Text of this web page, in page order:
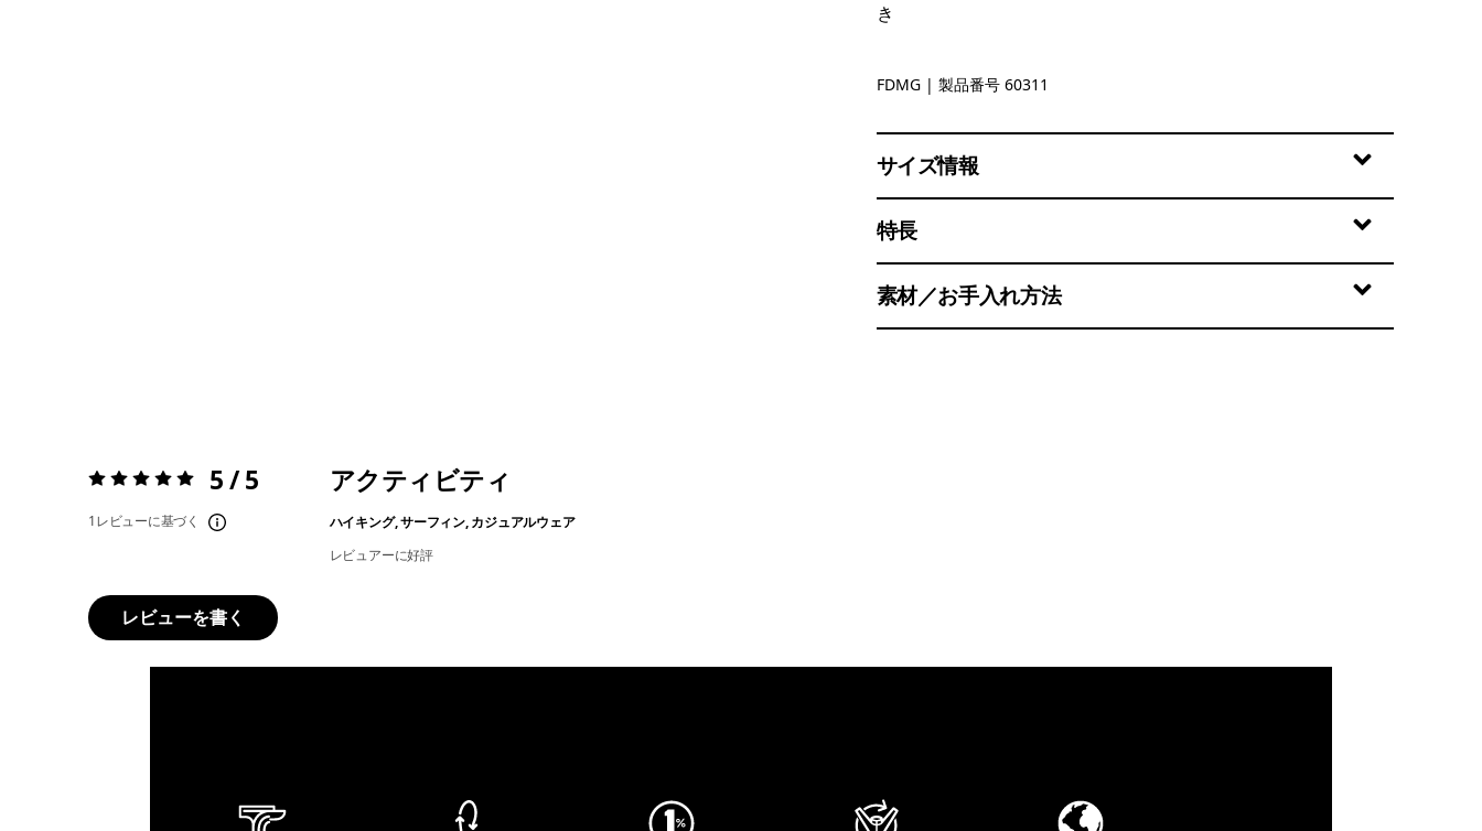
き
Faded Magenta
FDMG | 製品番号 60311
サイズ情報
特長
素材／お手入れ方法
評価:5 / 5 5 / 5
1レビューに基づく
アクティビティ
ハイキング, サーフィン, カジュアルウェア
レビュアーに好評
レビューを書く